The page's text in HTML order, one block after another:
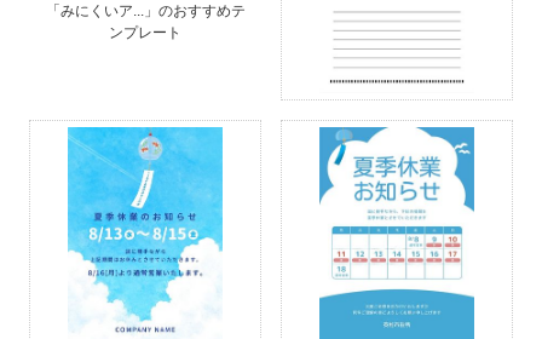
「みにくいア...」のおすすめテ
ンプレート